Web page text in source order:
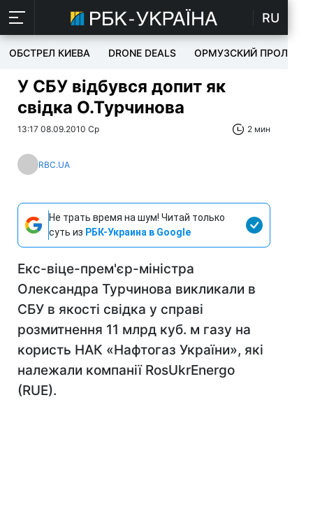
RU
ОБСТРЕЛ КИЕВА DRONE DEALS ОРМУЗСКИЙ ПРОЛИВ
У СБУ відбувся допит як
свідка О.Турчинова
13:17 08.09.2010 Ср 2 мин
RBC.UA
Не трать время на шум! Читай только
суть из РБК-Украина в Google
Екс-віце-прем'єр-міністра
Олександра Турчинова викликали в
СБУ в якості свідка у справі
розмитнення 11 млрд куб. м газу на
користь НАК «Нафтогаз України», які
належали компанії RosUkrEnergo
(RUE).